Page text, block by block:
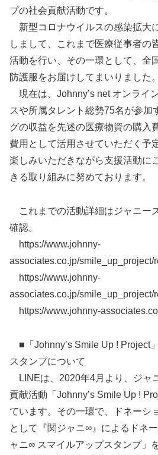
プの社会貢献活動です。
新型コロナウイルスの感染拡大
しまして、これまで医療従事者の
活動を行い、その一環として、全
防護服をお届けしてまいりました。
現在は、Johnny’s net オンライ
スや所属タレント総勢75名が参加
グの収益を先述の医療物資の購入
費用として活用させていただく予
楽しみいただきながら支援活動に
きる取り組みに努めております。
これまでの活動詳細はジャニー
確認。
https://www.johnny-
associates.co.jp/smile_up_project/
https://www.johnny-
associates.co.jp/smile_up_project/
https://www.johnny-
■「Johnny’s Smile Up ! Project
スタンプについて
LINEは、2020年4月より、ジャ
貢献活動「Johnny’s Smile Up !
ています。その一環で、ドネーシ
として『関ジャニ∞』によるドネ
ャニ∞ スマイルアップスタンプ」